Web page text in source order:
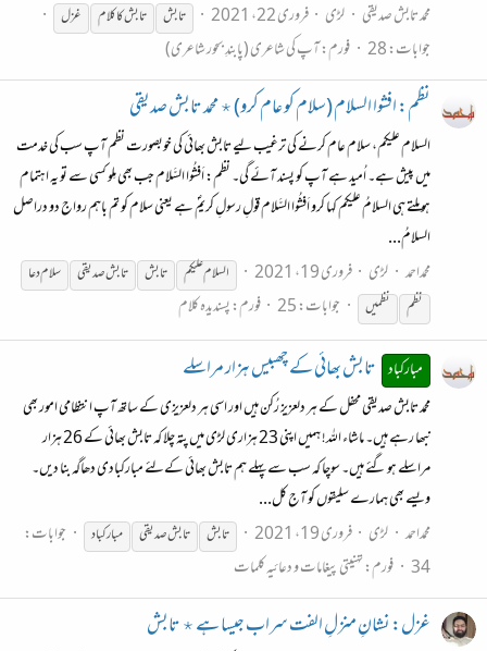
محمد تابش صدیقی
لڑی فروری 22، 2021 تابش تابشکا کلام غزل
جوابات: 28 فورم:آپ کی شاعری (پابندِ بحور شاعری)
نظم: افشوا السلام (سلام کو عام کرو) ٭ محمد تابش صدیقی
السلام علیکم، سلام عام کرنے کی ترغیب لیے تابش بھائی کی خوبصورت نظم آپ سب کی خدمت
میں پیش ہے۔ اُمید ہے آپ کو پسند آئے گی۔ نظم: اَفشُوا السَّلام جب بھی مِلو کسی سے تو یہ اہتمام
ہو ملتے ہی السلامُ علیکم کہا کرو اَفشُوا السَّلام قولِ رسولِ کریمؐ ہے یعنی سلام کو تم باہم رواج دو دراصل
السلامُ...
محمداحمد لڑی فروری 19، 2021 السلام علیکم تابش تابشصدیقی
سلام دعا
نظم
نظمیں جوابات: 25 فورم:پسندیدہ کلام
مبارکباد تابش بھائی کے چھبیس ہزار مراسلے
محمد تابش صدیقی محفل کے ہر دلعزیز رُکن ہیں اور اسی ہر دلعزیزی کے ساتھ آپ انتظامی امور بھی
نبھا رہے ہیں۔ ماشاء اللہ! ہمیں اپنی 23 ہزاری لڑی میں پتہ چلا کہ تابش بھائی کے 26 ہزار
مراسلے ہو گئے ہیں۔ سوچا کہ سب سے پہلے ہم تابش بھائی کےلئے مبارکبادی دھاگہ بنا دیں۔
ویسے بھی ہمارے سلیقوں کو آج کل...
محمداحمد لڑی فروری 19، 2021 تابش تابشصدیقی مبارکباد
جوابات:
34 فورم:تہنیتی پیغامات و دعائیہ کلمات
غزل: نشانِ منزلِ الفت سراب جیسا ہے ٭ تابش